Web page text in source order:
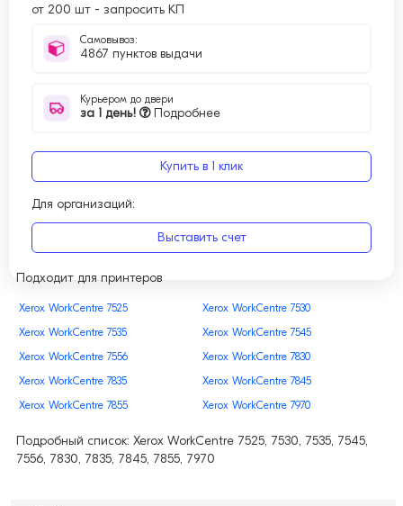
от 200 шт - запросить КП
Самовывоз:
4867 пунктов выдачи
Курьером до двери
за 1 день! Подробнее
Купить в 1 клик
Для организаций:
Выставить счет
Подходит для принтеров
Xerox WorkCentre 7525
Xerox WorkCentre 7530
Xerox WorkCentre 7535
Xerox WorkCentre 7545
Xerox WorkCentre 7556
Xerox WorkCentre 7830
Xerox WorkCentre 7835
Xerox WorkCentre 7845
Xerox WorkCentre 7855
Xerox WorkCentre 7970
Подробный список: Xerox WorkCentre 7525, 7530, 7535, 7545,
7556, 7830, 7835, 7845, 7855, 7970